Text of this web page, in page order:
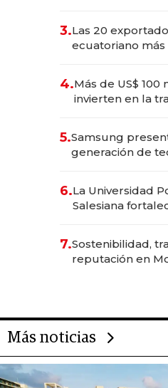
3.Las 20
ecuatoriano
4.Más de US$ 100
invierten en la
5.Samsung
generación de
6.La Universidad
Salesiana
7.Sostenibilidad,
reputación en
Más noticias